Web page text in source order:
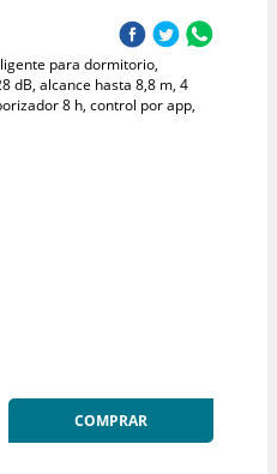
para dormitorio,
dB, alcance hasta 8,8 m, 4
8 h, control por app,
COMPRAR